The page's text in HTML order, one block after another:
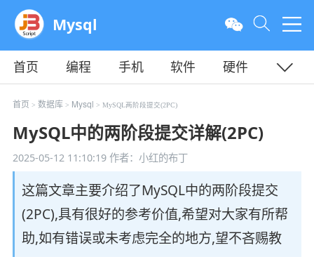
Mysql
首页 编程 手机 软件
硬件
教程
平面 服务器
首页 > 数据库> Mysql > MySQL两阶段提交(2PC)
MySQL中的两阶段提交详解(2PC)
2025-05-12 11:10:19作者：小红的布丁
这篇文章主要介绍了MySQL中的两阶段提交
(2PC),具有很好的参考价值,希望对大家有所帮
助,如有错误或未考虑完全的地方,望不吝赐教